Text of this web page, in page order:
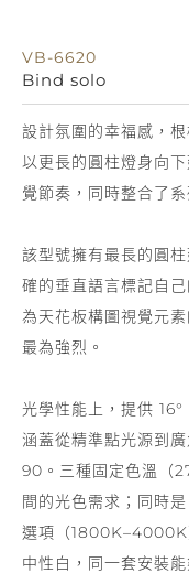
VB-6620
Bind solo
設計氛圍的幸福感，
以更長的圓柱燈身向
覺節奏，同時整合了
該型號擁有最長的圓
確的垂直語言標記自
為天花板構圖視覺元
最為強烈。
光學性能上，提供
涵蓋從精準點光源到
90。三種固定色溫（
間的光色需求；同時
選項（1800K–4000K
中性白，同一套安裝